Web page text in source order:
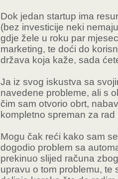
Dok jedan startup ima
(bez investicije neki
gdje žele u roku par
marketing, te doći do
država koja kaže, sada
Ja iz svog iskustva sa
navedene probleme, ali s
čim sam otvorio obrt,
kompletno spreman za
Mogu čak reći kako sam
dogodio problem sa
prekinuo slijed računa
upravu o tom problemu, te